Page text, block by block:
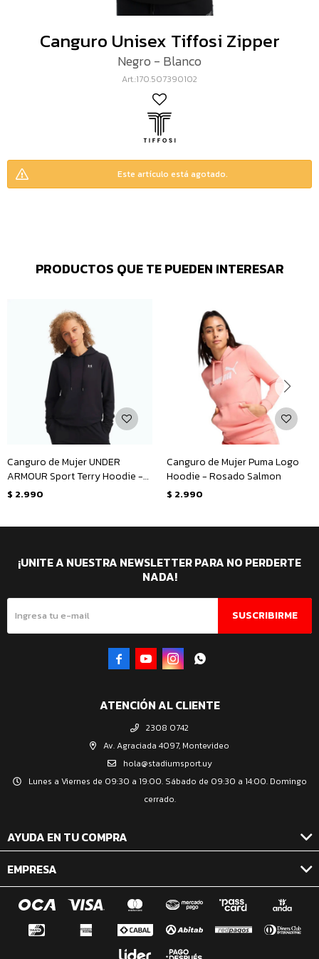
Canguro Unisex Tiffosi Zipper
Negro - Blanco
170.507390102
Este artículo está agotado.
PRODUCTOS QUE TE PUEDEN INTERESAR
Canguro de Mujer UNDER
ARMOUR Sport Terry Hoodie -
Negro
$ 2.990
Canguro de Mujer Puma Logo
Hoodie - Rosado Salmon
$ 2.990
ATENCIÓN AL CLIENTE
2308 0742
Av. Agraciada 4097, Montevideo
hola@stadiumsport.uy
Lunes a Viernes de 09:30 a 19:00. Sábado de 09:30 a 14:00. Domingo
cerrado.
AYUDA EN TU COMPRA
EMPRESA
¡UNITE A NUESTRA NEWSLETTER PARA NO PERDERTE
NADA!
SUSCRIBIRME
   